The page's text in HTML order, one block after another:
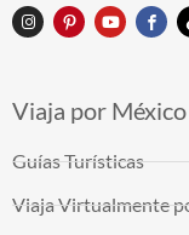
Viaja por México
Guías Turísticas
Viaja Virtualmente